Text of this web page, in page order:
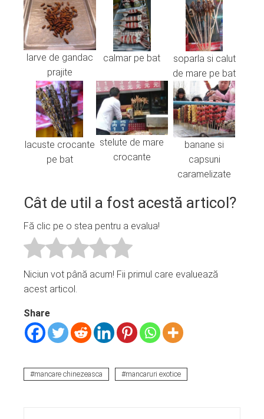
larve de gandac
prajite
calmar pe bat
soparla si calut
de mare pe bat
lacuste crocante
pe bat
stelute de mare
crocante
banane si
capsuni
caramelizate
Cât de util a fost acestă articol?
Fă clic pe o stea pentru a evalua!
Niciun vot până acum! Fii primul care evaluează
acest articol.
Share
mancare chinezeasca mancaruri exotice